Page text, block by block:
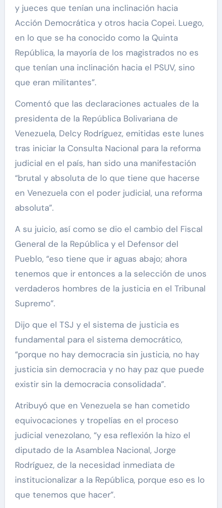
y jueces que tenían una inclinación hacia
Acción Democrática y otros hacia Copei. Luego,
en lo que se ha conocido como la Quinta
República, la mayoría de los magistrados no es
que tenían una inclinación hacia el PSUV, sino
que eran militantes”.
Comentó que las declaraciones actuales de la
presidenta de la República Bolivariana de
Venezuela, Delcy Rodríguez, emitidas este lunes
tras iniciar la Consulta Nacional para la reforma
judicial en el país, han sido una manifestación
“brutal y absoluta de lo que tiene que hacerse
en Venezuela con el poder judicial, una reforma
absoluta”.
A su juicio, así como se dio el cambio del Fiscal
General de la República y el Defensor del
Pueblo, “eso tiene que ir aguas abajo; ahora
tenemos que ir entonces a la selección de unos
verdaderos hombres de la justicia en el Tribunal
Supremo”.
Dijo que el TSJ y el sistema de justicia es
fundamental para el sistema democrático,
“porque no hay democracia sin justicia, no hay
justicia sin democracia y no hay paz que puede
existir sin la democracia consolidada”.
Atribuyó que en Venezuela se han cometido
equivocaciones y tropelías en el proceso
judicial venezolano, “y esa reflexión la hizo el
diputado de la Asamblea Nacional, Jorge
Rodríguez, de la necesidad inmediata de
institucionalizar a la República, porque eso es lo
que tenemos que hacer”.